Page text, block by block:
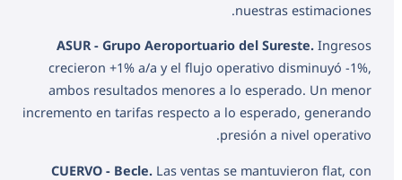
nuestras estimaciones.
ASUR - Grupo Aeroportuario del Sureste. Ingresos
crecieron +1% a/a y el flujo operativo disminuyó -1%,
ambos resultados menores a lo esperado. Un menor
incremento en tarifas respecto a lo esperado, generando
presión a nivel operativo.
CUERVO - Becle. Las ventas se mantuvieron flat, con